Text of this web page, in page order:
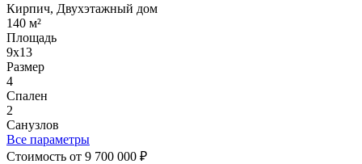
Кирпич, Двухэтажный дом
140 м²
Площадь
9х13
Размер
4
Спален
2
Санузлов
Все параметры
Стоимость от 9 700 000 ₽